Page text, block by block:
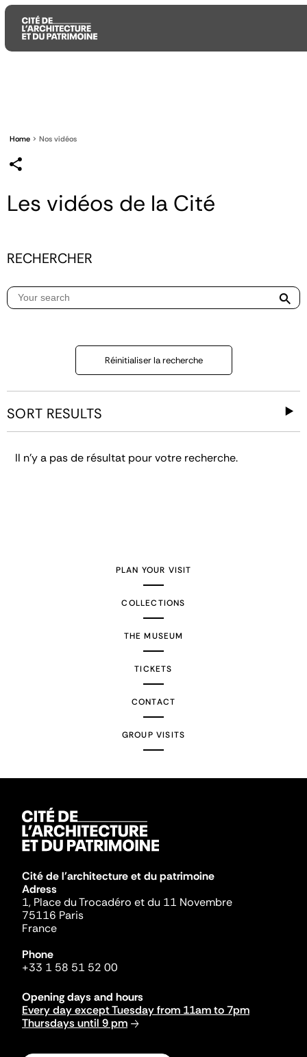
principal
principal
recherche
Home Nos vidéos
Les vidéos de la Cité
RECHERCHER
Réinitialiser la recherche
SORT RESULTS
Il n'y a pas de résultat pour votre recherche.
PLAN YOUR VISIT
COLLECTIONS
THE MUSEUM
TICKETS
CONTACT
GROUP VISITS
Cité de l'architecture et du patrimoine
Adress
1, Place du Trocadéro et du 11 Novembre
75116 Paris
France
Phone
+33 1 58 51 52 00
Opening days and hours
Every day except Tuesday from 11am to 7pm
Thursdays until 9 pm